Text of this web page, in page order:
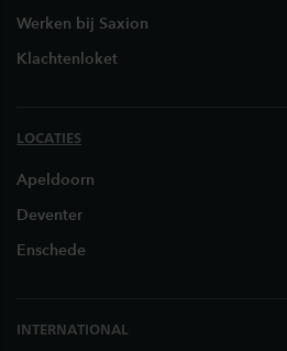
Werken bij Saxion
Klachtenloket
LOCATIES
Apeldoorn
Deventer
Enschede
INTERNATIONAL